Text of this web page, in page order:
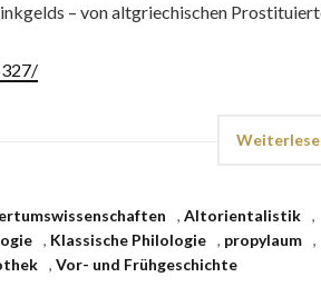
– von altgriechischen
,Altorientalistik ,
, Klassi­sche Philologie , propylaum ,
, Vor- und Früh­geschichte